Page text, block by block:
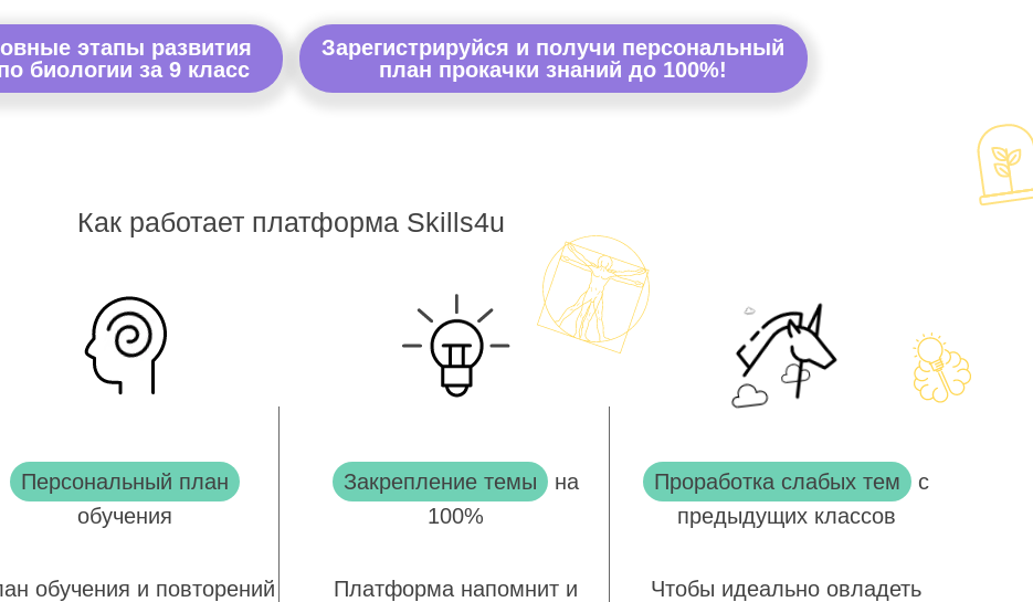
этапы развития
биологии за 9 класс
Зарегистрируйся и получи персональный
план прокачки знаний до 100%!
Как работает платформа Skills4u
Персональный план
обучения
обучения и повторений
Закрепление темы на
100%
Платформа напомнит и
Проработка слабых тем
с
предыдущих классов
Чтобы идеально овладеть